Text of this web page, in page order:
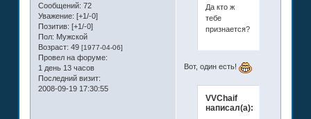
Сообщений: 72
Уважение: [+1/-0]
Позитив: [+1/-0]
Пол: Мужской
Возраст: 49 [1977-04-06]
Провел на форуме:
1 день 13 часов
Последний визит:
2008-09-19 17:30:55
Да кто ж
тебе
признается?
Вот, один есть!
VVChaif
написал(а):